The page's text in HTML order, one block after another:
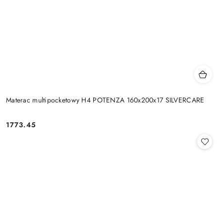
Materac multipocketowy H4 POTENZA 160x200x17 SILVERCARE
Cena:
1773.45